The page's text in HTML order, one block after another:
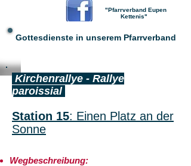
"Pfarrverband Eupen
Kettenis"
Gottesdienste in unserem Pfarrverband
Kirchenrallye - Rallye
paroissial
Station 15: Einen Platz an der
Sonne
Wegbeschreibung: